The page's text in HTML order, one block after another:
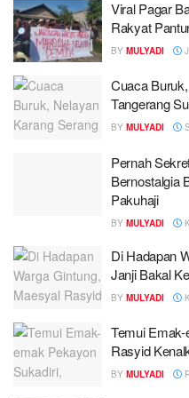
Viral Pagar
Rakyat
BY MULYADI
Cuaca
Tangerang
BY MULYADI
Pernah
Bernostalgia
Pakuhaji
BY MULYADI
Di Hadapan
Janji Bakal
BY MULYADI
Temui
Rasyid
BY MULYADI